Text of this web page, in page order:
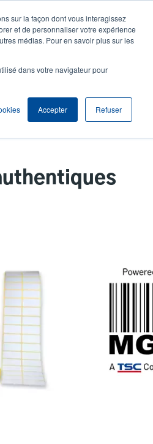
sur la façon dont vous interagissez
et de personnaliser votre expérience
médias. Pour en savoir plus sur les
dans votre navigateur pour
Accepter Refuser
User
S'identifier S'enregistrer
Header